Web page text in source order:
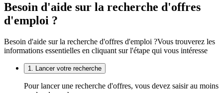
Besoin d'aide sur la recherche d'offres
d'emploi ?
Besoin d'aide sur la recherche d'offres d'emploi ?Vous trouverez les
informations essentielles en cliquant sur l'étape qui vous intéresse
1. Lancer votre recherche
Pour lancer une recherche d'offres, vous devez saisir au moins